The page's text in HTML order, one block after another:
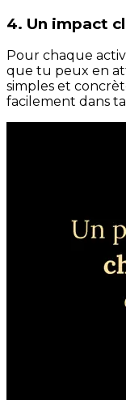
4. Un impact
Pour chaque
que tu peux en
simples et
facilement dans